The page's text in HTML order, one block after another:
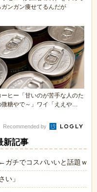
ガンガン痩せてるんだが
ーヒー「甘いのが苦手な人のた
微糖やで～」ワイ「ええや
Recommended by
新記事
ガチでコスパいいと話題ｗｗ
い」